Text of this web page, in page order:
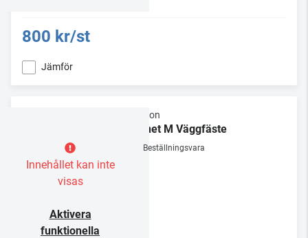
800 kr/st
Jämför
Innehållet kan inte
visas
Aktivera
funktionella
Elipson
Planet M Väggfäste
Beställningsvara